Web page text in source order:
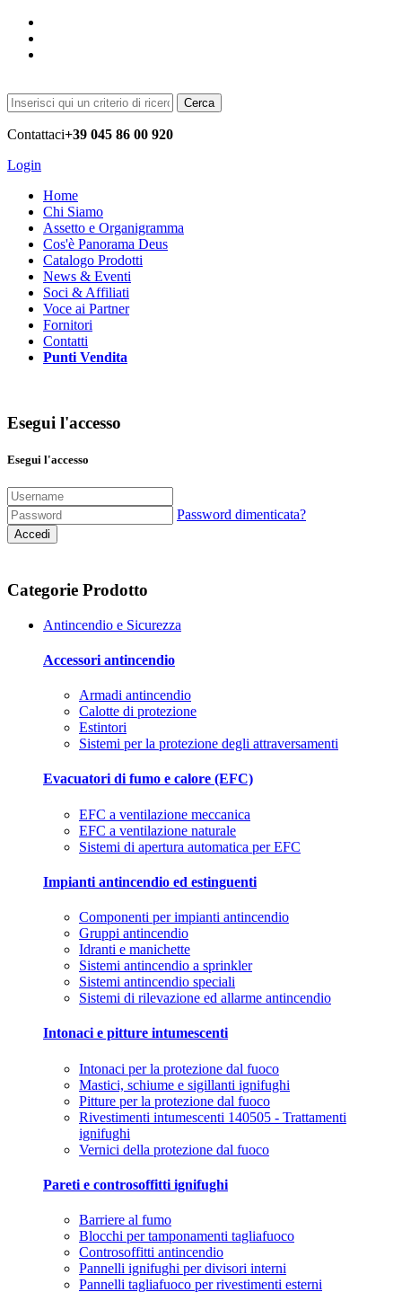
Cerca
Contattaci+39 045 86 00 920
Login
Home
Chi Siamo
Assetto e Organigramma
Cos'è Panorama Deus
Catalogo Prodotti
News & Eventi
Soci & Affiliati
Voce ai Partner
Fornitori
Contatti
Punti Vendita
Esegui l'accesso
Esegui l'accesso
Password dimenticata?
Accedi
Categorie Prodotto
Antincendio e Sicurezza
Accessori antincendio
Armadi antincendio
Calotte di protezione
Estintori
Sistemi per la protezione degli attraversamenti
Evacuatori di fumo e calore (EFC)
EFC a ventilazione meccanica
EFC a ventilazione naturale
Sistemi di apertura automatica per EFC
Impianti antincendio ed estinguenti
Componenti per impianti antincendio
Gruppi antincendio
Idranti e manichette
Sistemi antincendio a sprinkler
Sistemi antincendio speciali
Sistemi di rilevazione ed allarme antincendio
Intonaci e pitture intumescenti
Intonaci per la protezione dal fuoco
Mastici, schiume e sigillanti ignifughi
Pitture per la protezione dal fuoco
Rivestimenti intumescenti 140505 - Trattamenti
ignifughi
Vernici della protezione dal fuoco
Pareti e controsoffitti ignifughi
Barriere al fumo
Blocchi per tamponamenti tagliafuoco
Controsoffitti antincendio
Pannelli ignifughi per divisori interni
Pannelli tagliafuoco per rivestimenti esterni